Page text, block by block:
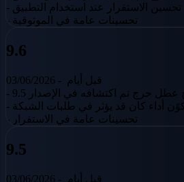
- تحسين الاستقرار عند استخدام التطبيق
- تحسينات عامة في الموثوقية
9.6
03/06/2026 - قبل أيام
عطل حرج تم اكتشافه في الإصدار 9.5
مكوّن أداء كان قد يؤثر في طلبات الشبكة
- تحسينات عامة في الاستقرار
9.5
03/06/2026 - قبل أيام